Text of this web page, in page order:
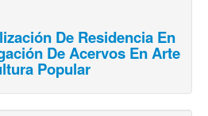
De Residencia En
De Acervos En Arte
Popular